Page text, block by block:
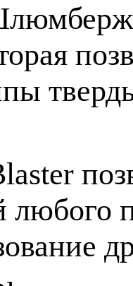
любого